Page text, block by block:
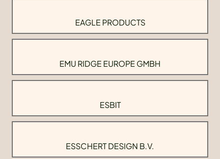
EAGLE PRODUCTS
EMU RIDGE EUROPE GMBH
ESBIT
ESSCHERT DESIGN B.V.